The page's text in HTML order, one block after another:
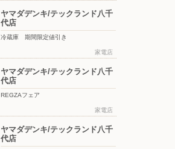
ヤマダデンキ/テックランド八千
代店
冷蔵庫 期間限定値引き
家電店
ヤマダデンキ/テックランド八千
代店
REGZAフェア
家電店
ヤマダデンキ/テックランド八千
代店